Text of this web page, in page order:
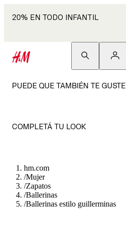
20% EN TODO INFANTIL
PUEDE QUE TAMBIÉN TE GUSTE
COMPLETÁ TU LOOK
hm.com
/Mujer
/Zapatos
/Ballerinas
/Ballerinas estilo guillerminas